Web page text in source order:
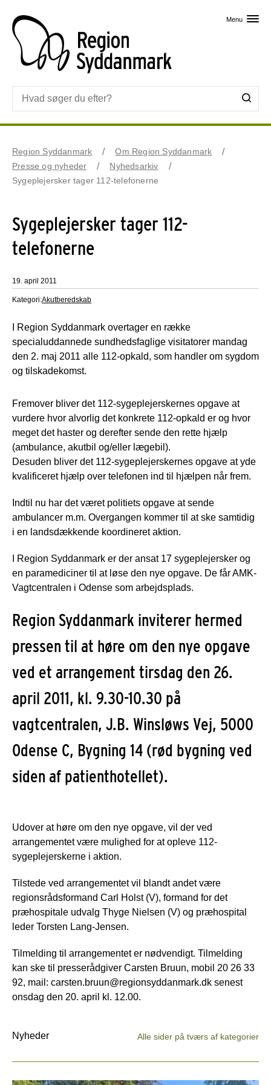
Menu
Region Syddanmark
Om Region Syddanmark
Presse og nyheder
Nyhedsarkiv
Sygeplejersker tager 112-telefonerne
Sygeplejersker tager 112-
telefonerne
19. april 2011
Kategori:Akutberedskab
I Region Syddanmark overtager en række
specialuddannede sundhedsfaglige visitatorer mandag
den 2. maj 2011 alle 112-opkald, som handler om sygdom
og tilskadekomst.
Fremover bliver det 112-sygeplejerskernes opgave at
vurdere hvor alvorlig det konkrete 112-opkald er og hvor
meget det haster og derefter sende den rette hjælp
(ambulance, akutbil og/eller lægebil).
Desuden bliver det 112-sygeplejerskernes opgave at yde
kvalificeret hjælp over telefonen ind til hjælpen når frem.
Indtil nu har det været politiets opgave at sende
ambulancer m.m. Overgangen kommer til at ske samtidig
i en landsdækkende koordineret aktion.
I Region Syddanmark er der ansat 17 sygeplejersker og
en paramediciner til at løse den nye opgave. De får AMK-
Vagtcentralen i Odense som arbejdsplads.
Region Syddanmark inviterer hermed
pressen til at høre om den nye opgave
ved et arrangement tirsdag den 26.
april 2011, kl. 9.30-10.30 på
vagtcentralen, J.B. Winsløws Vej, 5000
Odense C, Bygning 14 (rød bygning ved
siden af patienthotellet).
Udover at høre om den nye opgave, vil der ved
arrangementet være mulighed for at opleve 112-
sygeplejerskerne i aktion.
Tilstede ved arrangementet vil blandt andet være
regionsrådsformand Carl Holst (V), formand for det
præhospitale udvalg Thyge Nielsen (V) og præhospital
leder Torsten Lang-Jensen.
Tilmelding til arrangementet er nødvendigt. Tilmelding
kan ske til presserådgiver Carsten Bruun, mobil 20 26 33
92, mail: carsten.bruun@regionsyddanmark.dk senest
onsdag den 20. april kl. 12.00.
Nyheder Alle sider på tværs af kategorier